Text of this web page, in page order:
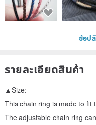
ช้อป
รายละเอียดสินค้า
▲Size:
This chain ring is made to fit
The adjustable chain ring